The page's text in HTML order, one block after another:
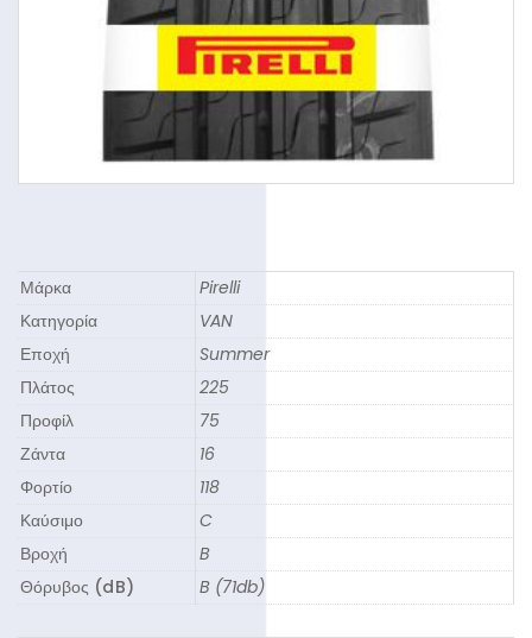
Μάρκα
Pirelli
Κατηγορία
VAN
Εποχή
Summer
Πλάτος
225
Προφίλ
75
Ζάντα
16
Φορτίο
118
Καύσιμο
C
Βροχή
B
Θόρυβος (dB)
B (71db)